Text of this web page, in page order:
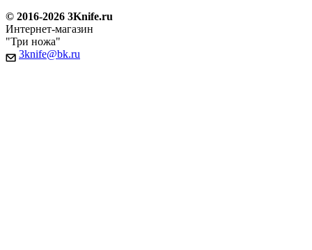
© 2016-2026 3Knife.ru
Интернет-магазин
"Три ножа"
3knife@bk.ru